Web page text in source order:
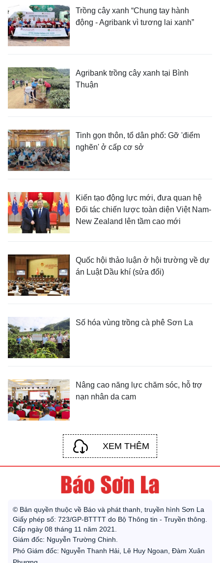
Trồng cây xanh “Chung tay hành
động - Agribank vì tương lai xanh”
Agribank trồng cây xanh tại Bình
Thuận
Tinh gọn thôn, tổ dân phố: Gỡ 'điểm
nghẽn' ở cấp cơ sở
Kiến tạo động lực mới, đưa quan hệ
Đối tác chiến lược toàn diện Việt Nam-
New Zealand lên tầm cao mới
Quốc hội thảo luận ở hội trường về dự
án Luật Dầu khí (sửa đổi)
Số hóa vùng trồng cà phê Sơn La
Nâng cao năng lực chăm sóc, hỗ trợ
nạn nhân da cam
XEM THÊM
© Bản quyền thuộc về Báo và phát thanh, truyền hình Sơn La
Giấy phép số: 723/GP-BTTTT do Bộ Thông tin - Truyền thông.
Cấp ngày 08 tháng 11 năm 2021.
Giám đốc: Nguyễn Trường Chinh.
Phó Giám đốc: Nguyễn Thanh Hải, Lê Huy Ngoan, Đàm Xuân